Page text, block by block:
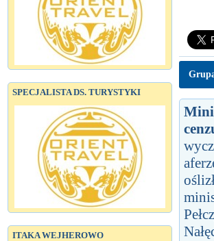
SPECJALISTA DS. TURYSTYKI
ITAKA WEJHEROWO